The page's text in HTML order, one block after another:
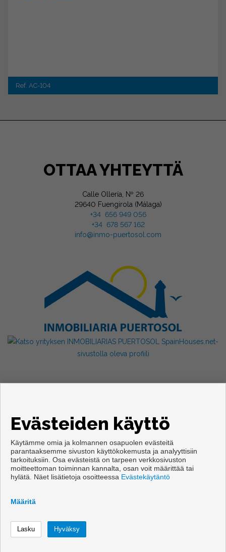
Ref. AC-104
OTTAA YHTEYTTÄ
Calle Ollería, Nº 26
29640 Fuengirola (Málaga)
+34 656 949 056
+34 678 567 162
info@inmo-puertosol.com
Copyright © 2026. Kaikki oikeudet pidätetään.
Käyttöehdot|tietosuojakäytännön|Cookies policy
Evästeiden käyttö
Käytämme omia ja kolmannen osapuolen evästeitä
parantaaksemme sivuston käyttökokemusta ja analyyttisiin
tarkoituksiin. Osa evästeistä on tarpeen verkkosivuston
moitteettoman toiminnan kannalta, osan voit määrittää tai
hylätä. Näet lisätietoja osoitteessa Evästekäytäntö
Määritä